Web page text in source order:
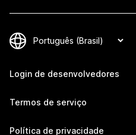
Login de desenvolvedores
Termos de serviço
Política de privacidade